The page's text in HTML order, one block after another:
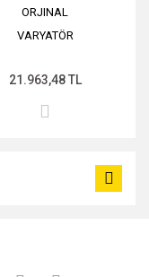
ORJINAL
VARYATÖR
21.963,48 TL